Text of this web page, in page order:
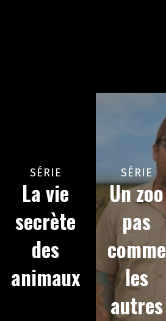
SÉRIE
La vie
secrète
des
animaux
SÉRIE
Un zoo
pas
comme
les
autres